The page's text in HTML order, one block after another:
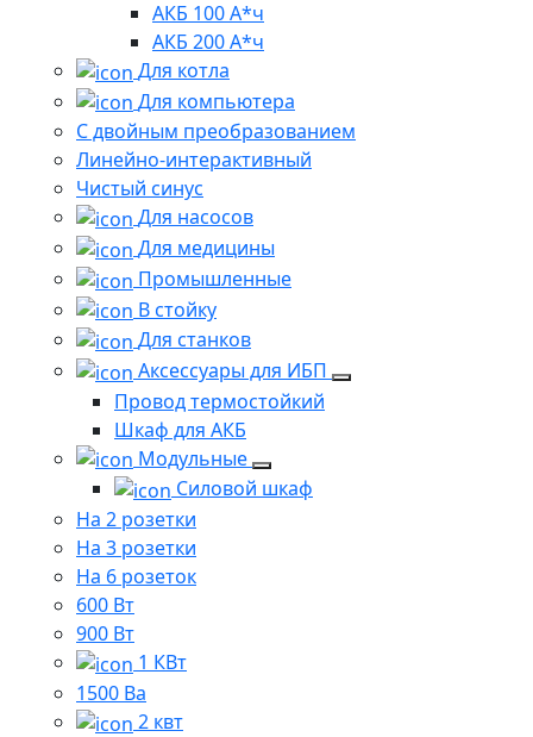
АКБ 100 А*ч
АКБ 200 А*ч
Для котла
Для компьютера
C двойным преобразованием
Линейно-интерактивный
Чистый синус
Для насосов
Для медицины
Промышленные
В стойку
Для станков
Аксессуары для ИБП
Провод термостойкий
Шкаф для АКБ
Модульные
Силовой шкаф
На 2 розетки
На 3 розетки
На 6 розеток
600 Вт
900 Вт
1 КВт
1500 Ва
2 квт